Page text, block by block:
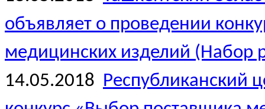
объявляет о проведении
медицинских изделий (Набор
14.05.2018 Республиканский